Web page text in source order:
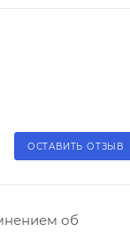
ОСТАВИТЬ ОТЗЫВ
об